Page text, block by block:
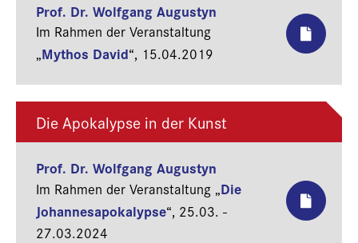
Prof. Dr. Wolfgang Augustyn
Im Rahmen der Veranstaltung
„Mythos David“, 15.04.2019
Die Apokalypse in der Kunst
Prof. Dr. Wolfgang Augustyn
Im Rahmen der Veranstaltung „Die
Johannesapokalypse“, 25.03. -
27.03.2024